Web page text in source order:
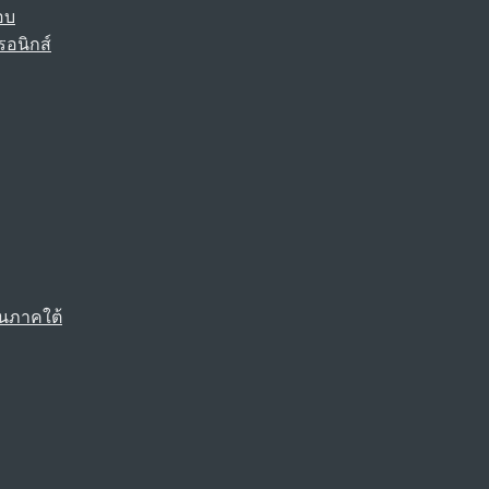
บ
อนิกส์
ภาคใต้